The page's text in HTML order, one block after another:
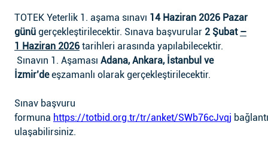
TOTEK Yeterlik 1. aşama sınavı 14 Haziran 2026 Pazar
günü gerçekleştirilecektir. Sınava başvurular 2 Şubat –
1 Haziran 2026 tarihleri arasında yapılabilecektir.
Sınavın 1. Aşaması Adana, Ankara, İstanbul ve
İzmir’deeşzamanlı olarak gerçekleştirilecektir.
Sınav başvuru
formuna https://totbid.org.tr/tr/anket/SWb76cJvqj
ulaşabilirsiniz.